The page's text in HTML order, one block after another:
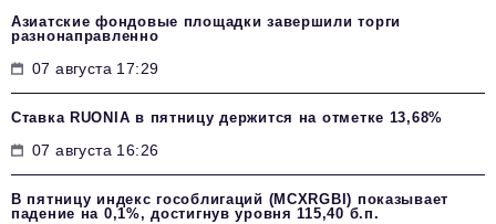
Азиатские фондовые площадки завершили торги
разнонаправленно
07 августа 17:29
Ставка RUONIA в пятницу держится на отметке 13,68%
07 августа 16:26
В пятницу индекс гособлигаций (MCXRGBI) показывает
падение на 0,1%, достигнув уровня 115,40 б.п.